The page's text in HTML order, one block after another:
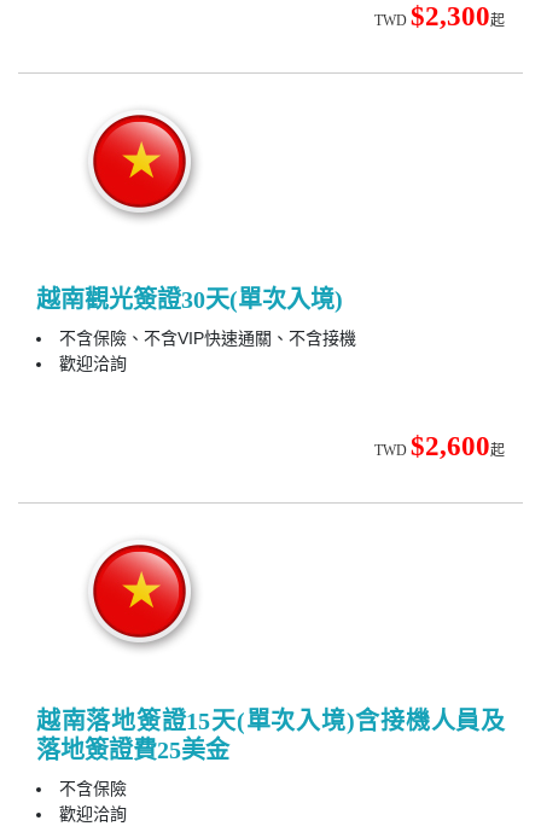
TWD $2,300起
越南觀光簽證30天(單次入境)
不含保險、不含VIP快速通關、不含接機
歡迎洽詢
TWD $2,600起
越南落地簽證15天(單次入境)含接機人員及
落地簽證費25美金
不含保險
歡迎洽詢